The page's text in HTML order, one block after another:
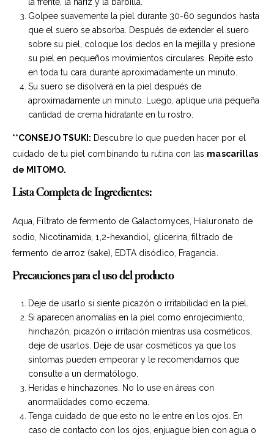
Golpee suavemente la piel durante 30-60 segundos hasta
que el suero se absorba. Después de extender el suero
sobre su piel, coloque los dedos en la mejilla y presione
su piel en pequeños movimientos circulares. Repite esto
en toda tu cara durante aproximadamente un minuto.
Su suero se disolverá en la piel después de
aproximadamente un minuto. Luego, aplique una pequeña
cantidad de crema hidratante en tu rostro.
**CONSEJO TSUKI: Descubre lo que pueden hacer por el
cuidado de tu piel combinando tu rutina con las mascarillas
de MITOMO.
Lista Completa de Ingredientes:
Aqua, Filtrato de fermento de Galactomyces, Hialuronato de
sodio, Nicotinamida, 1,2-hexandiol, glicerina, filtrado de
fermento de arroz (sake), EDTA disódico, Fragancia.
Precauciones para el uso del producto
Deje de usarlo si siente picazón o irritabilidad en la piel.
Si aparecen anomalías en la piel como enrojecimiento,
hinchazón, picazón o irritación mientras usa cosméticos,
deje de usarlos. Deje de usar cosméticos ya que los
síntomas pueden empeorar y le recomendamos que
consulte a un dermatólogo.
Heridas e hinchazones. No lo use en áreas con
anormalidades como eczema.
Tenga cuidado de que esto no le entre en los ojos. En
caso de contacto con los ojos, enjuague bien con agua o